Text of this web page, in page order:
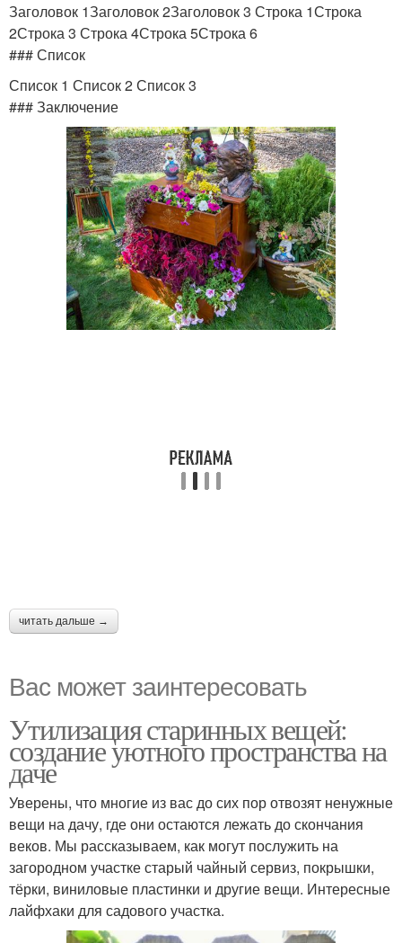
Заголовок 1Заголовок 2Заголовок 3 Строка 1Строка
2Строка 3 Строка 4Строка 5Строка 6
### Список
Список 1 Список 2 Список 3
### Заключение
читать дальше →
Вас может заинтересовать
Утилизация старинных вещей:
создание уютного пространства на
даче
Уверены, что многие из вас до сих пор отвозят ненужные
вещи на дачу, где они остаются лежать до скончания
веков. Мы рассказываем, как могут послужить на
загородном участке старый чайный сервиз, покрышки,
тёрки, виниловые пластинки и другие вещи. Интересные
лайфхаки для садового участка.